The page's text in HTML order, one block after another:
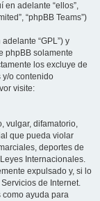
en adelante “ellos”,
“phpBB Teams”)
“GPL”) y
phpBB solamente
los excluye de
y/o contenido
visite:
vulgar, difamatorio,
que pueda violar
deportes de
Internacionales.
expulsado y, si lo
de Internet.
como ayuda para